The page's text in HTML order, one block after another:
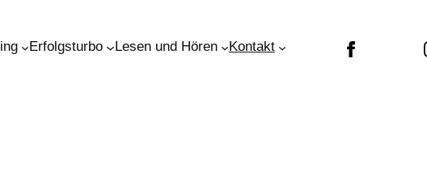
Erfolgsturbo Lesen und Hören Kontakt